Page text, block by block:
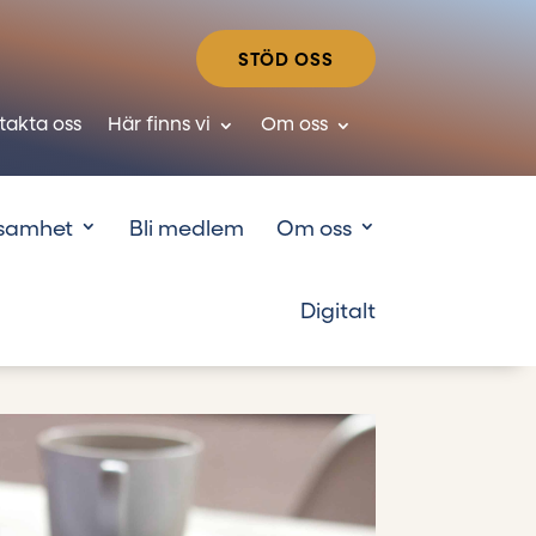
STÖD OSS
oss Här finns vi Om oss
Bli medlem Om oss